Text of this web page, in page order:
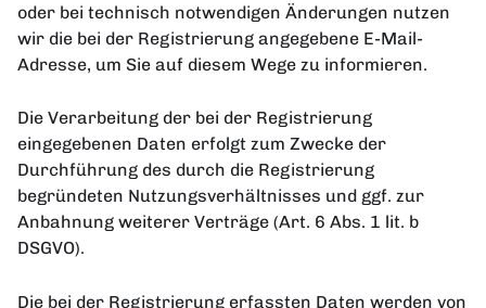
oder bei technisch notwendigen Änderungen nutzen
wir die bei der Registrierung angegebene E-Mail-
Adresse, um Sie auf diesem Wege zu informieren.
Die Verarbeitung der bei der Registrierung
eingegebenen Daten erfolgt zum Zwecke der
Durchführung des durch die Registrierung
begründeten Nutzungsverhältnisses und ggf. zur
Anbahnung weiterer Verträge (Art. 6 Abs. 1 lit. b
DSGVO).
Die bei der Registrierung erfassten Daten werden von